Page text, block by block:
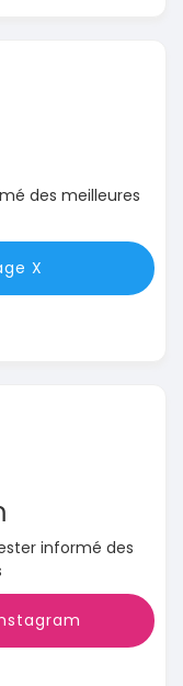
des meilleures
X
informé des